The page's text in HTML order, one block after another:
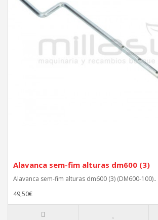
Alavanca sem-fim alturas dm600 (3)
Alavanca sem-fim alturas dm600 (3) (DM600-100)..
49,50€